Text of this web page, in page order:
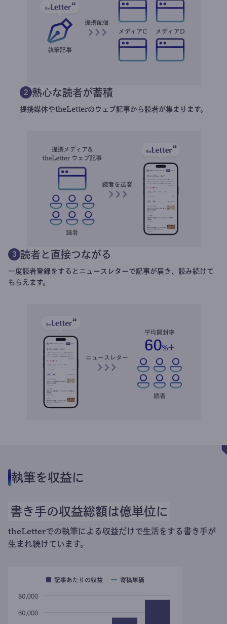
2 熱心な読者が蓄積
提携媒体やtheLetterのウェブ記事から読者が集まります。
3 読者と直接つながる
一度読者登録をするとニュースレターで記事が届き、読み続けて
もらえます。
執筆を収益に
書き手の収益総額は億単位に
theLetterでの執筆による収益だけで生活をする書き手が
生まれ続けています。